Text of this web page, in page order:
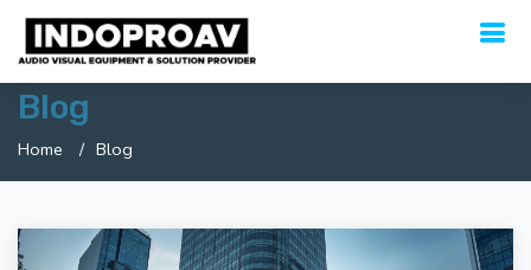
Blog
Home Blog